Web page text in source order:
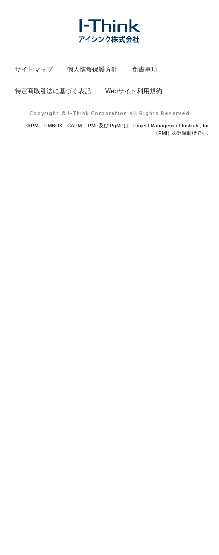
サイトマップ 個人情報保護方針 免責事項
特定商取引法に基づく表記 Webサイト利用規約
Copyright © I-Think Corporation All Rights Reserved
※PMI、PMBOK、CAPM、 PMP及び PgMPは、Project Management Institute, Inc.
（PMI）の登録商標です。